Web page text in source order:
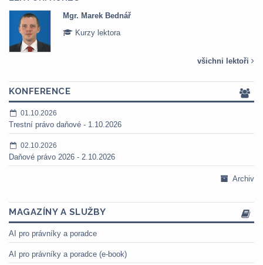
Mgr. Marek Bednář
Kurzy lektora
všichni lektoři
KONFERENCE
01.10.2026
Trestní právo daňové - 1.10.2026
02.10.2026
Daňové právo 2026 - 2.10.2026
Archiv
MAGAZÍNY A SLUŽBY
AI pro právníky a poradce
AI pro právníky a poradce (e-book)